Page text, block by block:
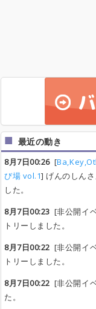
最近の動き
8月7日00:26[
び場 vol.1] げんのしん
した。
8月7日00:23 [非公開イ
トリーしました。
8月7日00:22 [非公開イ
トリーしました。
8月7日00:22 [非公開イ
た。